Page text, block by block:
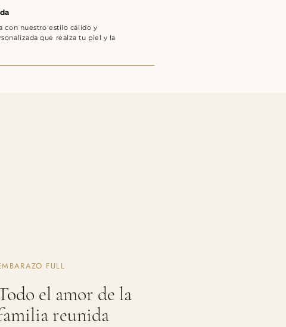
con nuestro estilo cálido y
que realza tu piel y la
FULL
el amor de la
reunida